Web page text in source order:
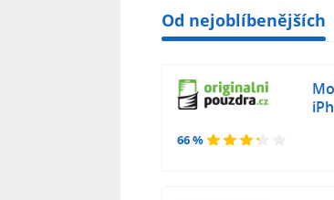
Od nejoblíbenějších
66 %